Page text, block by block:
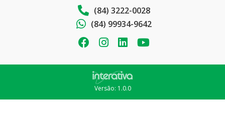
(84) 3222-0028
(84) 99934-9642
Versão: 1.0.0